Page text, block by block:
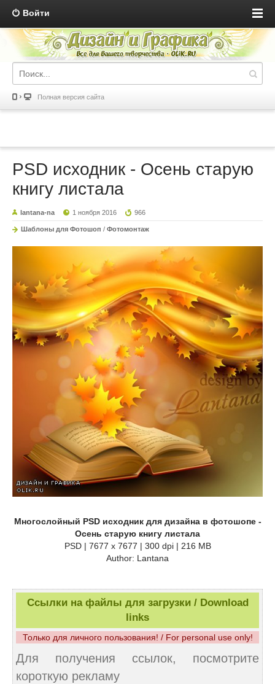
Войти
Полная версия сайта
PSD исходник - Осень старую
книгу листала
lantana-na 1 ноября 2016 966
Шаблоны для Фотошоп / Фотомонтаж
Многослойный PSD исходник для дизайна в фотошопе -
Осень старую книгу листала
PSD | 7677 x 7677 | 300 dpi | 216 MB
Author: Lantana
Ссылки на файлы для загрузки / Download
links
Только для личного пользования! / For personal use only!
Для получения ссылок, посмотрите
короткую рекламу